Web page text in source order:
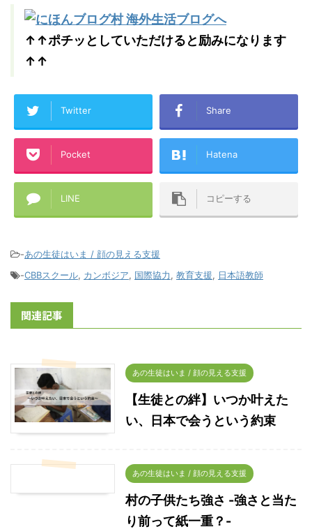
↑↑ポチッとしていただけると励みになります
↑↑
Twitter Share
Pocket Hatena
LINE コピーする
-あの生徒はいま / 顔の見える支援
-CBBスクール, カンボジア, 国際協力, 教育支援, 日本語教師
関連記事
あの生徒はいま / 顔の見える支援
【生徒との絆】いつか叶えた
い、日本で会うという約束
あの生徒はいま / 顔の見える支援
村の子供たち強さ -強さと当た
り前って紙一重？-